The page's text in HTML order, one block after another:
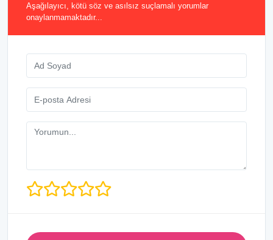
Aşağılayıcı, kötü söz ve asılsız suçlamalı yorumlar
onaylanmamaktadır...